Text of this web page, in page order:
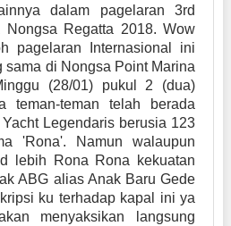
dalam pagelaran 3rd
Nongsa Regatta 2018. Wow
pagelaran Internasional ini
sama di Nongsa Point Marina
(28/01) pukul 2 (dua)
teman-teman telah berada
Legendaris berusia 123
'Rona'. Namun walaupun
lebih Rona Rona kekuatan
ABG alias Anak Baru Gede
ku terhadap kapal ini ya
menyaksikan langsung